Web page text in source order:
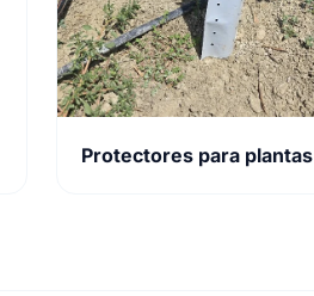
Protectores para plantas